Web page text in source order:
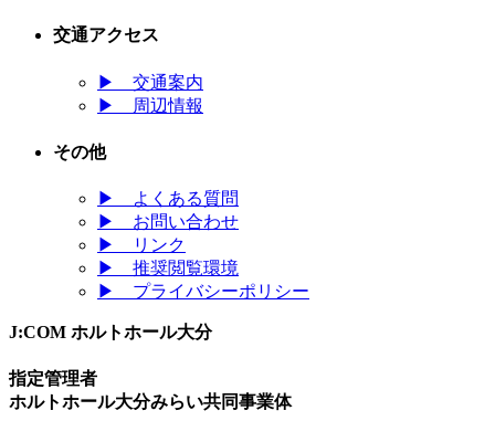
交通アクセス
▶ 交通案内
▶
周辺情報
その他
▶
よくある質問
▶ お問い合わせ
▶
リンク
▶ 推奨閲覧環境
▶ プライバシーポリシー
J:COM ホルトホール大分
指定管理者
ホルトホール大分みらい共同事業体